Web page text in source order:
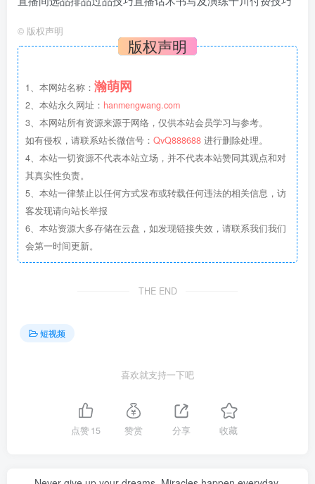
© 版权声明
版权声明
1、本网站名称： 瀚萌网
2、本站永久网址： hanmengwang.com
3、本网站所有资源来源于网络，仅供本站会员学习与参考。
如有侵权，请联系站长微信号： QvQ888688 进行删除处理。
4、本站一切资源不代表本站立场，并不代表本站赞同其观点和对
其真实性负责。
5、本站一律禁止以任何方式发布或转载任何违法的相关信息，访
客发现请向站长举报
6、本站资源大多存储在云盘，如发现链接失效，请联系我们我们
会第一时间更新。
THE END
短视频
喜欢就支持一下吧
点赞15 赞赏 分享 收藏